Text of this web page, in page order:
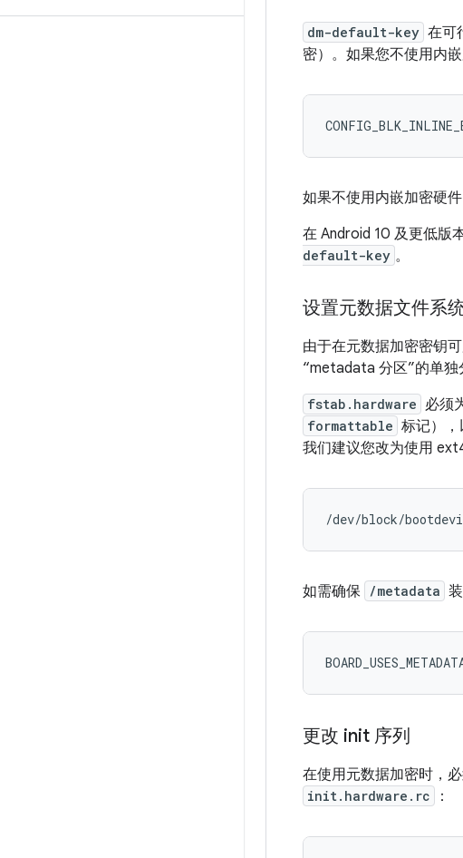
dm-default-key 在可
密）。 如果您不使用内
如果不使用内嵌加密硬
在 Android 10 及更低版
default-key 。
设置元数据文件系
由于在元数据加密密钥
“metadata 分区”的单独
fstab.hardware 必须
formattable 标记）
我们建议您改为使用
/dev/block/
如需确保 /metadata
更改 init 序列
在使用元数据加密时，
init.hardware.rc ：